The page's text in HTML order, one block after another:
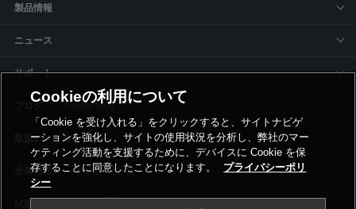
製品情報
ニュース
サポート
siyaku-blog
取扱いメーカー
事業所一覧
Cookieの利用について
「Cookie を受け入れる」をクリックすると、サイトナビゲ
ーションを強化し、サイトの使用状況を分析し、弊社のマー
ケティング活動を支援するために、デバイスに Cookie を保
存することに同意したことになります。
プライバシーポリ
シー